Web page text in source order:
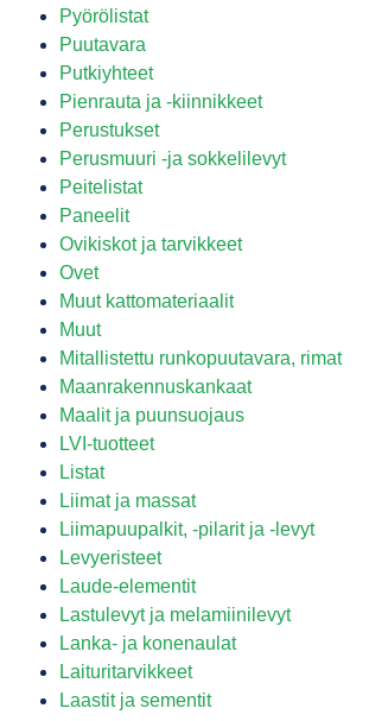
Pyörölistat
Puutavara
Putkiyhteet
Pienrauta ja -kiinnikkeet
Perustukset
Perusmuuri -ja sokkelilevyt
Peitelistat
Paneelit
Ovikiskot ja tarvikkeet
Ovet
Muut kattomateriaalit
Muut
Mitallistettu runkopuutavara, rimat
Maanrakennuskankaat
Maalit ja puunsuojaus
LVI-tuotteet
Listat
Liimat ja massat
Liimapuupalkit, -pilarit ja -levyt
Levyeristeet
Laude-elementit
Lastulevyt ja melamiinilevyt
Lanka- ja konenaulat
Laituritarvikkeet
Laastit ja sementit